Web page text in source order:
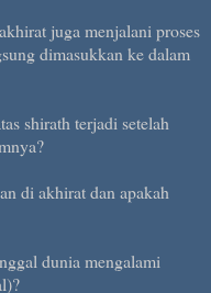
juga menjalani proses
dimasukkan ke dalam
shirath terjadi setelah
di akhirat dan apakah
dunia mengalami